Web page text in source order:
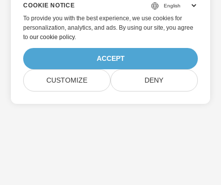
COOKIE NOTICE
To provide you with the best experience, we use cookies for
personalization, analytics, and ads. By using our site, you agree
toour cookie policy.
ACCEPT
CUSTOMIZE DENY